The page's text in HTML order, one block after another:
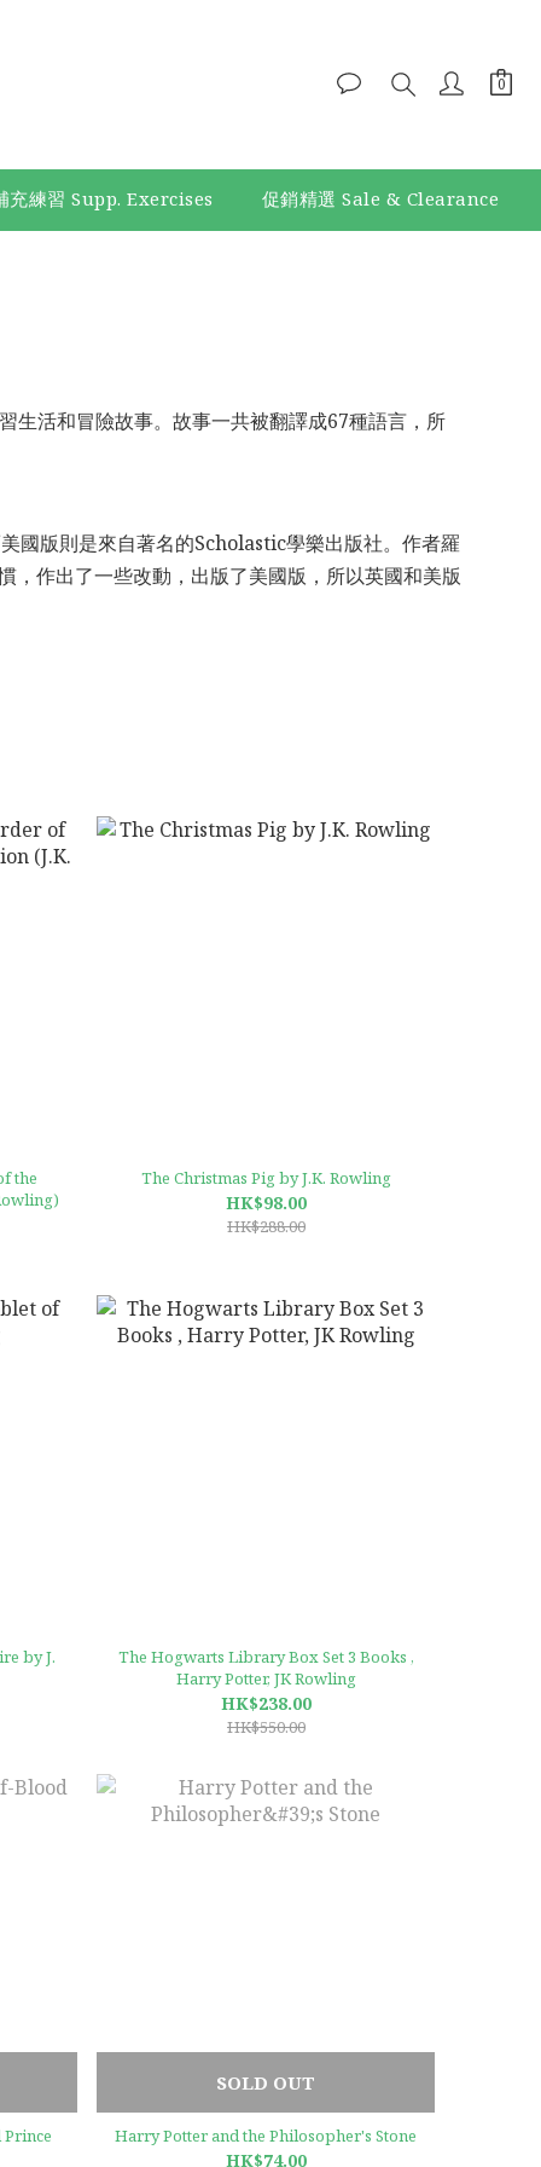
充練習 Supp. Exercises 促銷精選 Sale & Clearance
生活和冒險故事。故事一共被翻譯成67種語言，所
版則是來自著名的Scholastic學樂出版社。作者羅
作出了一些改動，出版了美國版，所以英國和美版
The Christmas Pig by J.K. Rowling
HK$98.00
HK$288.00
by J.
The Hogwarts Library Box Set 3 Books ,
Harry Potter, JK Rowling
HK$238.00
HK$550.00
SOLD OUT
Harry Potter and the Philosopher's Stone
HK$74.00